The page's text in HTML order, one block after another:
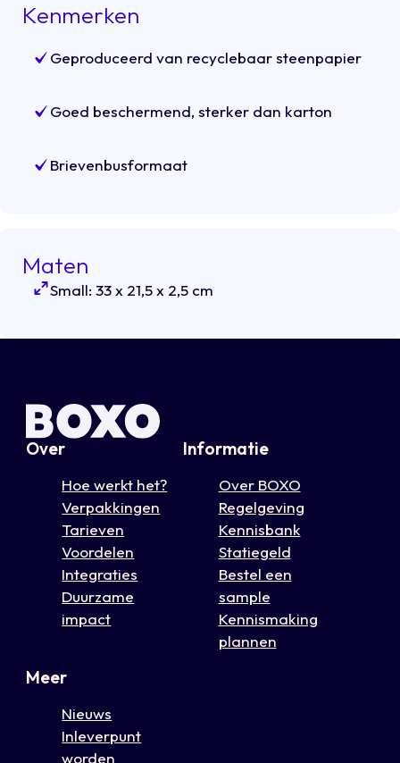
Kenmerken
Geproduceerd van recyclebaar steenpapier
Goed beschermend, sterker dan karton
Brievenbusformaat
Maten
Small: 33 x 21,5 x 2,5 cm
Over
Hoe werkt het?
Verpakkingen
Tarieven
Voordelen
Integraties
Duurzame
impact
Informatie
Over BOXO
Regelgeving
Kennisbank
Statiegeld
Bestel een
sample
Kennismaking
plannen
Meer
Nieuws
Inleverpunt
worden